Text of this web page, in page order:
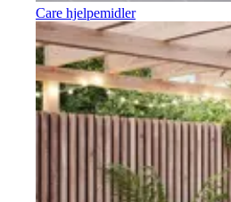
Care hjelpemidler